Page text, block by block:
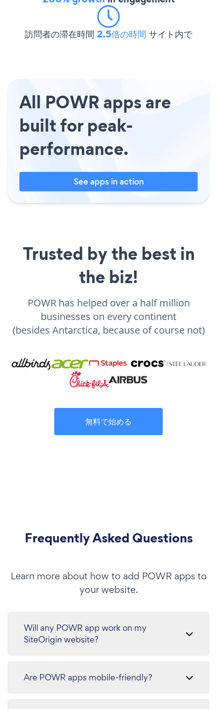
訪問者の滞在時間 2.5倍の時間 サイト内で
All POWR apps are
built for peak-
performance.
See apps in action
Trusted by the best in
the biz!
POWR has helped over a half million
businesses on every continent
(besides Antarctica, because of course not)
無料で始める
Frequently Asked Questions
Learn more about how to add POWR apps to
your website.
Will any POWR app work on my
SiteOrigin website?
Are POWR apps mobile-friendly?